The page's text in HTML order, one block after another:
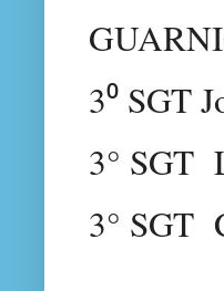
3⁰ SGT
3° SGT
3° SGT